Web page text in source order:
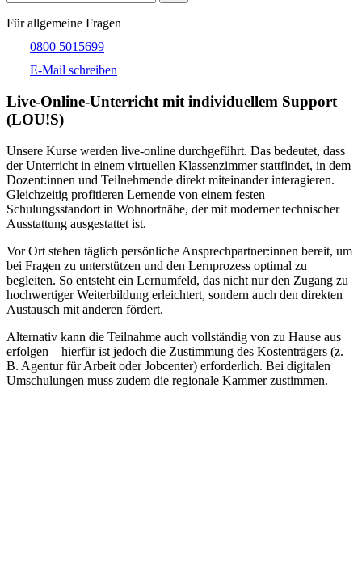
Für allgemeine Fragen
0800 5015699
E-Mail schreiben
Live-​Online-Unterricht mit individuellem Support
(LOU!S)
Unsere Kurse werden live-online durchgeführt. Das bedeutet, dass
der Unterricht in einem virtuellen Klassenzimmer stattfindet, in dem
Dozent:innen und Teilnehmende direkt miteinander interagieren.
Gleichzeitig profitieren Lernende von einem festen
Schulungsstandort in Wohnortnähe, der mit moderner technischer
Ausstattung ausgestattet ist.
Vor Ort stehen täglich persönliche Ansprechpartner:innen bereit, um
bei Fragen zu unterstützen und den Lernprozess optimal zu
begleiten. So entsteht ein Lernumfeld, das nicht nur den Zugang zu
hochwertiger Weiterbildung erleichtert, sondern auch den direkten
Austausch mit anderen fördert.
Alternativ kann die Teilnahme auch vollständig von zu Hause aus
erfolgen – hierfür ist jedoch die Zustimmung des Kostenträgers (z.
B. Agentur für Arbeit oder Jobcenter) erforderlich. Bei digitalen
Umschulungen muss zudem die regionale Kammer zustimmen.